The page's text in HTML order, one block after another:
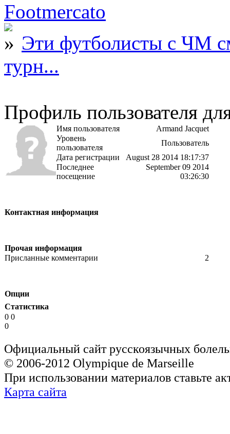
Footmercato
Эти футболисты с ЧМ
турн...
Профиль пользователя
Имя пользователя
Armand Jacquet
Уровень
пользователя
Пользователь
Дата регистрации
August 28 2014 18:17:37
Последнее
посещение
September 09 2014
03:26:30
Контактная информация
Прочая информация
Присланные комментарии
2
Опции
Статистика
0 0
0
Официальный сайт русскоязычных
© 2006-2012 Olympique de Marseille
При использовании материалов ставьте
Карта сайта